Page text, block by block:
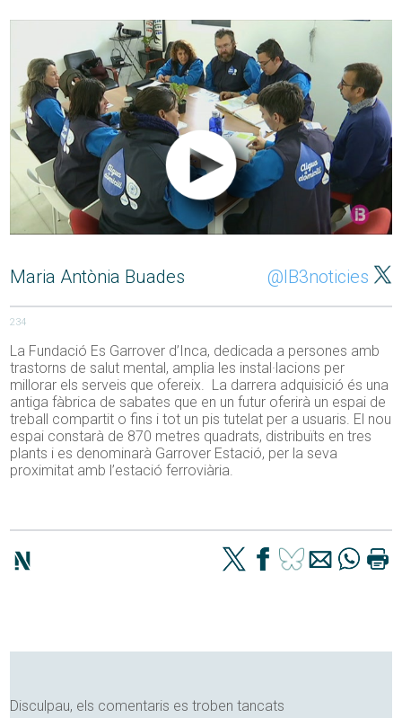
Maria Antònia Buades @IB3noticies
234
La Fundació Es Garrover d’Inca, dedicada a persones amb
trastorns de salut mental, amplia les instal·lacions per
millorar els serveis que ofereix. La darrera adquisició és una
antiga fàbrica de sabates que en un futur oferirà un espai de
treball compartit o fins i tot un pis tutelat per a usuaris. El nou
espai constarà de 870 metres quadrats, distribuïts en tres
plants i es denominarà Garrover Estació, per la seva
proximitat amb l’estació ferroviària.
Disculpau, els comentaris es troben tancats